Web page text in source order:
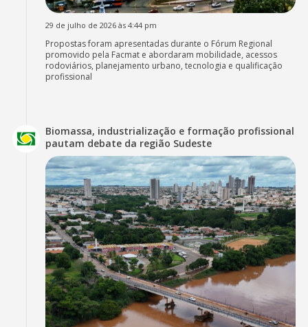
29 de julho de 2026 às 4:44 pm
Propostas foram apresentadas durante o Fórum Regional
promovido pela Facmat e abordaram mobilidade, acessos
rodoviários, planejamento urbano, tecnologia e qualificação
profissional
Biomassa, industrialização e formação profissional
pautam debate da região Sudeste